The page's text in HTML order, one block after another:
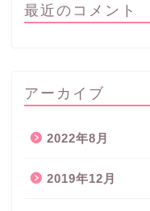
最近のコメント
アーカイブ
2022年8月
2019年12月